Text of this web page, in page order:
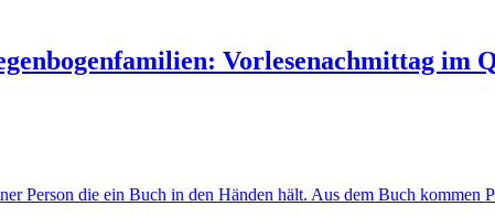
Vorlesenachmittag im